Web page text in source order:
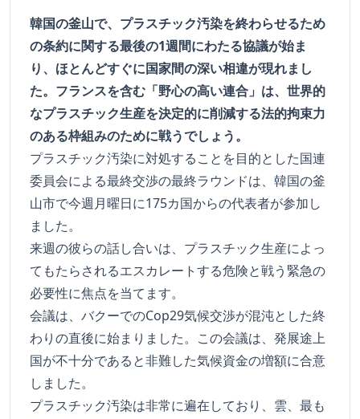
韓国の釜山で、プラスチック汚染を終わらせるため
の条約に関する最後の1週間にわたる協議が始ま
り、ほとんどすぐに国家間の深い相違が現れまし
た。フランスを含む「野心の高い連合」は、世界的
なプラスチック生産を決定的に削減する法的拘束力
のある枠組みのために戦うでしょう。
プラスチック汚染に対処することを目的とした国連
委員会による最終交渉の最終ラウンドは、韓国の釜
山市で今週月曜日に175カ国からの代表者が参加し
ました。
来週の彼らの話し合いは、プラスチック生産によっ
てもたらされるエスカレートする危険と戦う緊急の
必要性に焦点を当てます。
会議は、バクーでのCop29気候交渉が混沌とした終
わりの直後に始まりました。この会議は、発展途上
国が不十分であると非難した気候資金の増額に合意
しました。
プラスチック汚染は非常に遍在しており、雲、最も